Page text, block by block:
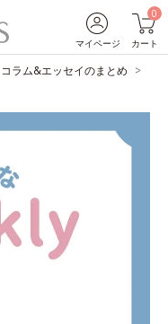
マイページ
0
カート
コラム&エッセイのまとめ